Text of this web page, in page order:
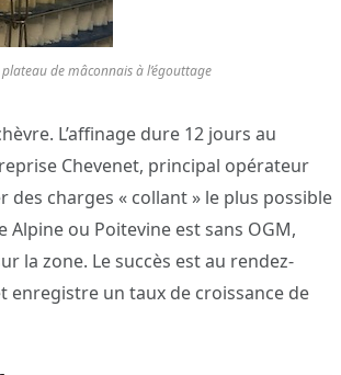
de mâconnais à l’égouttage
L’affinage dure 12 jours au
Chevenet, principal opérateur
charges « collant » le plus possible
Alpine ou Poitevine est sans OGM,
la zone. Le succès est au rendez-
enregistre un taux de croissance de